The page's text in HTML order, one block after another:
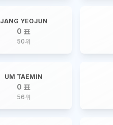
JANG YEOJUN
0 표
50위
UM TAEMIN
0 표
56위